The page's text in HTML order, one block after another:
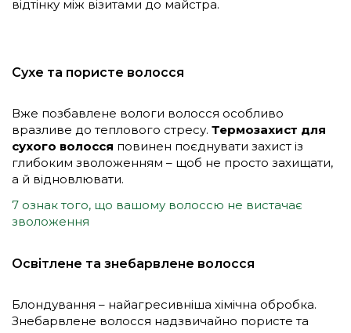
відтінку між візитами до майстра.
Сухе та пористе волосся
Вже позбавлене вологи волосся особливо
вразливе до теплового стресу. Термозахист для
сухого волосся повинен поєднувати захист із
глибоким зволоженням – щоб не просто захищати,
а й відновлювати.
7 ознак того, що вашому волоссю не вистачає
зволоження
Освітлене та знебарвлене волосся
Блондування – найагресивніша хімічна обробка.
Знебарвлене волосся надзвичайно пористе та